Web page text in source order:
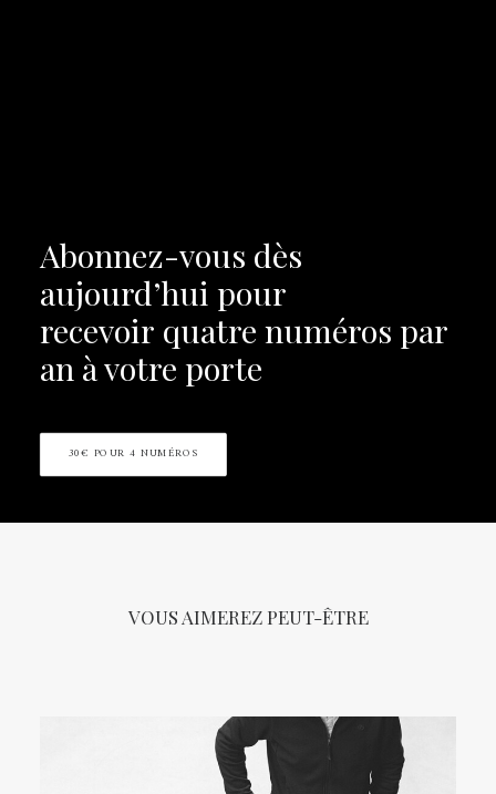
Abonnez-vous dès
aujourd’hui pour
recevoir quatre numéros par
an à votre porte
30€ POUR 4 NUMÉROS
VOUS AIMEREZ PEUT-ÊTRE